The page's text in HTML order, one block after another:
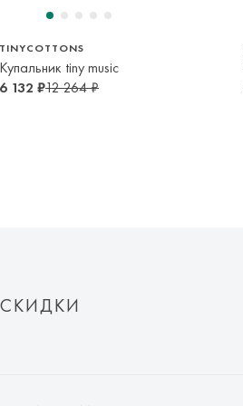
TINYCOTTONS
Купальник tiny music
6 132 ₽12 264 ₽